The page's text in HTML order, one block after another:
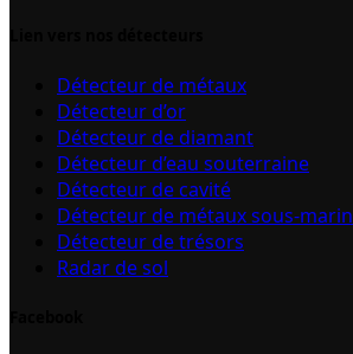
Détecteur de métaux
Détecteur d’or
Détecteur de diamant
Détecteur d’eau souterraine
Détecteur de cavité
Détecteur de métaux sous-marin
Détecteur de trésors
Radar de sol